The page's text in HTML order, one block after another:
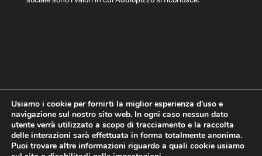
Home Statuto e bilancio
Contatti
Privacy
Cookie Child Protection Policy
Usiamo i cookie per fornirti la miglior esperienza d'uso e
navigazione sul nostro sito web. In ogni caso nessun dato
utente verrà utilizzato a scopo di tracciamento e la raccolta
delle interazioni sarà effettuata in forma totalmente anonima.
Puoi trovare altre informazioni riguardo a quali cookie usiamo